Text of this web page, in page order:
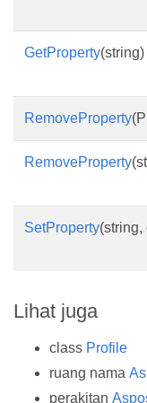
GetProperty(string)
RemoveProperty
RemoveProperty
SetProperty(string,
Lihat juga
class Profile
ruang nama
perakitan